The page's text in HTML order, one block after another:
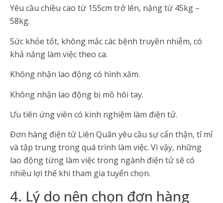
Yêu cầu chiều cao từ 155cm trở lên, nặng từ 45kg –
58kg.
Sức khỏe tốt, không mắc các bệnh truyền nhiễm, có
khả năng làm việc theo ca.
Không nhận lao động có hình xăm.
Không nhận lao động bị mồ hôi tay.
Ưu tiên ứng viên có kinh nghiệm làm điện tử.
Đơn hàng điện tử Liên Quân yêu cầu sự cẩn thận, tỉ mỉ
và tập trung trong quá trình làm việc. Vì vậy, những
lao động từng làm việc trong ngành điện tử sẽ có
nhiều lợi thế khi tham gia tuyển chọn.
4. Lý do nên chọn đơn hàng